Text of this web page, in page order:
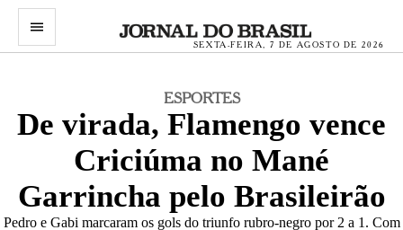
menu
SEXTA-FEIRA, 7 DE AGOSTO DE 2026
ESPORTES
De virada, Flamengo vence
Criciúma no Mané
Garrincha pelo Brasileirão
Pedro e Gabi marcaram os gols do triunfo rubro-negro por 2 a 1. Com